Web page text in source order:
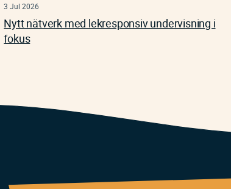
3 Jul 2026
Nytt nätverk med lekresponsiv undervisning i
fokus